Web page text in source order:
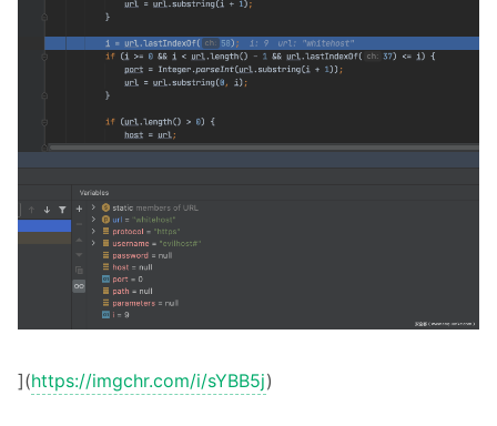
](https://imgchr.com/i/sYBB5j)